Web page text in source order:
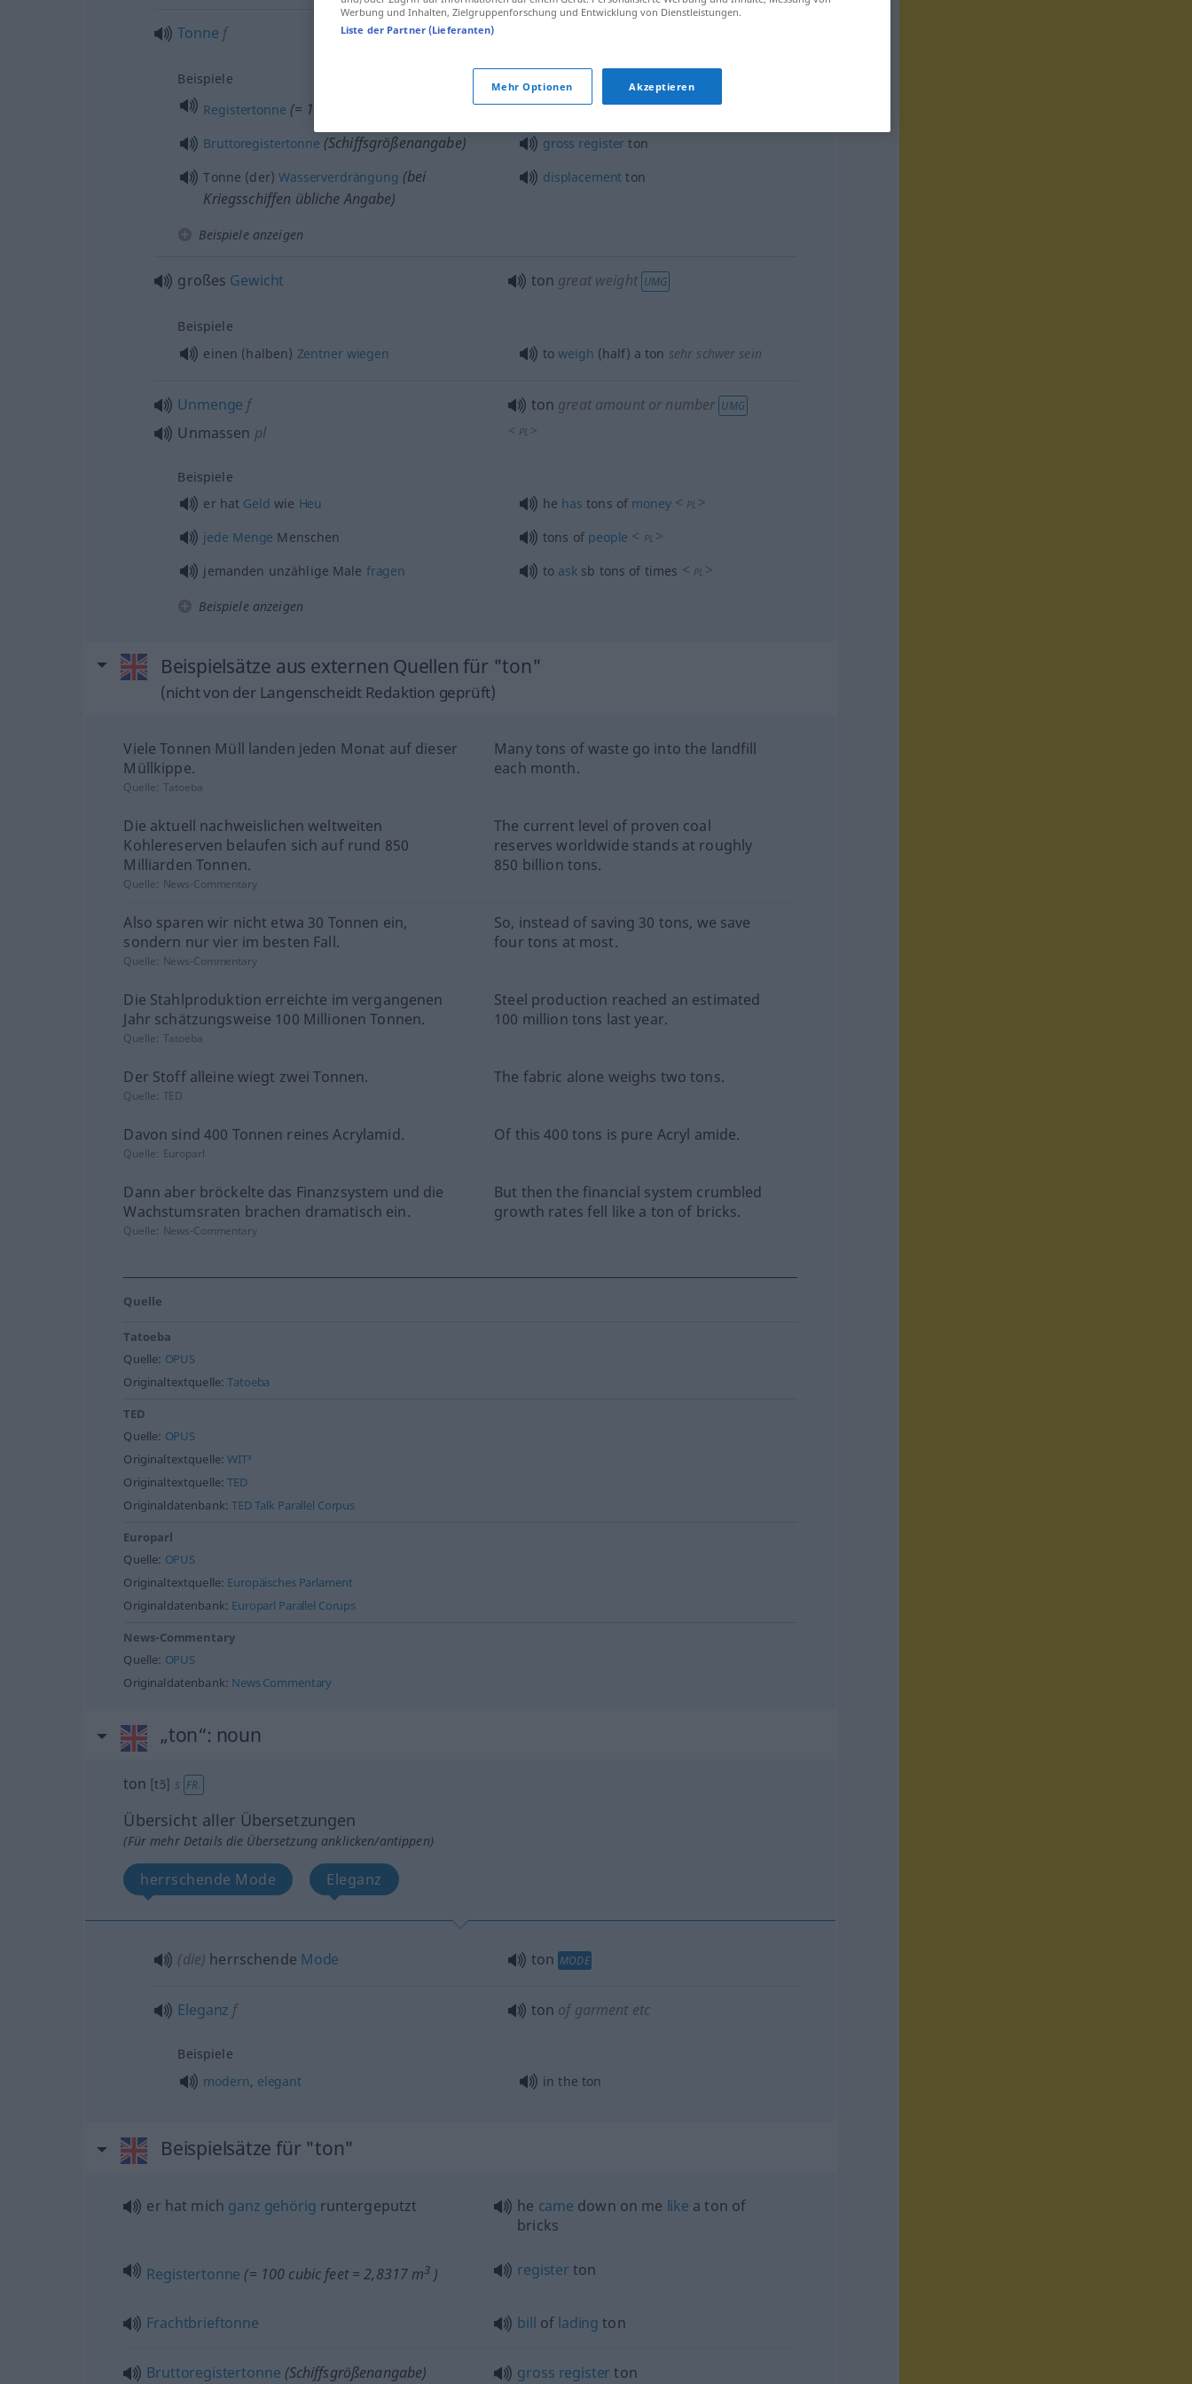
Tonne f
Beispiele
Registertonne (= 100 cubic feet = 2,8317 m 3) registerton
Bruttoregistertonne (Schiffsgrößenangabe) gross register ton
Tonne (der)Wasserverdrängung (bei
Kriegsschiffen übliche Angabe)
displacement ton
Beispiele anzeigen
großes Gewicht ton great weight UMG
Beispiele
einen (halben) Zentner wiegen toweigh (half) a ton sehr schwer sein
Unmenge f
Unmassen pl
ton great amount or number UMG
< PL >
Beispiele
er hat Geld wie Heu he has tons of money < PL >
jede Menge Menschen tons of people < PL >
jemanden unzählige Male fragen to asksb tons of times < PL >
Beispiele anzeigen
Beispielsätze aus externen Quellen für "ton"
(nicht von der Langenscheidt Redaktion geprüft)
Viele Tonnen Müll landen jeden Monat auf dieser
Müllkippe.
Many tons of waste go into the landfill
each month.
Quelle: Tatoeba
Die aktuell nachweislichen weltweiten
Kohlereserven belaufen sich auf rund 850
Milliarden Tonnen.
The current level of proven coal
reserves worldwide stands at roughly
850 billion tons.
Quelle: News-Commentary
Also sparen wir nicht etwa 30 Tonnen ein,
sondern nur vier im besten Fall.
So, instead of saving 30 tons, we save
four tons at most.
Quelle: News-Commentary
Die Stahlproduktion erreichte im vergangenen
Jahr schätzungsweise 100 Millionen Tonnen.
Steel production reached an estimated
100 million tons last year.
Quelle: Tatoeba
Der Stoff alleine wiegt zwei Tonnen. The fabric alone weighs two tons.
Quelle: TED
Davon sind 400 Tonnen reines Acrylamid. Of this 400 tons is pure Acryl amide.
Quelle: Europarl
Dann aber bröckelte das Finanzsystem und die
Wachstumsraten brachen dramatisch ein.
But then the financial system crumbled
growth rates fell like a ton of bricks.
Quelle: News-Commentary
Quelle
Tatoeba
Quelle: OPUS
Originaltextquelle:Tatoeba
TED
Quelle: OPUS
Originaltextquelle:WIT³
Originaltextquelle:TED
Originaldatenbank:TED Talk Parallel Corpus
Europarl
Quelle: OPUS
Originaltextquelle: Europäisches Parlament
Originaldatenbank: Europarl Parallel Corups
News-Commentary
Quelle: OPUS
Originaldatenbank: News Commentary
„ton“: noun
ton [tɔ̃] s FR.
Übersicht aller Übersetzungen
(Für mehr Details die Übersetzung anklicken/antippen)
herrschende Mode Eleganz
(die) herrschende Mode ton MODE
Eleganz f ton of garmentetc
Beispiele
modern, elegant in the ton
Beispielsätze für "ton"
er hat mich ganz gehörig runtergeputzt he came down on me like a ton of
bricks
Registertonne (= 100 cubic feet = 2,8317 m3 ) register ton
Frachtbrieftonne bill of lading ton
Bruttoregistertonne (Schiffsgrößenangabe) gross register ton
Werbung und Inhalten, Zielgruppenforschung und Entwicklung von Dienstleistungen.
Liste der Partner (Lieferanten)
Mehr Optionen Akzeptieren